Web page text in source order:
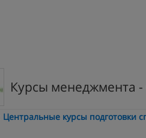
Курсы менеджмента
Центральные курсы подготовки